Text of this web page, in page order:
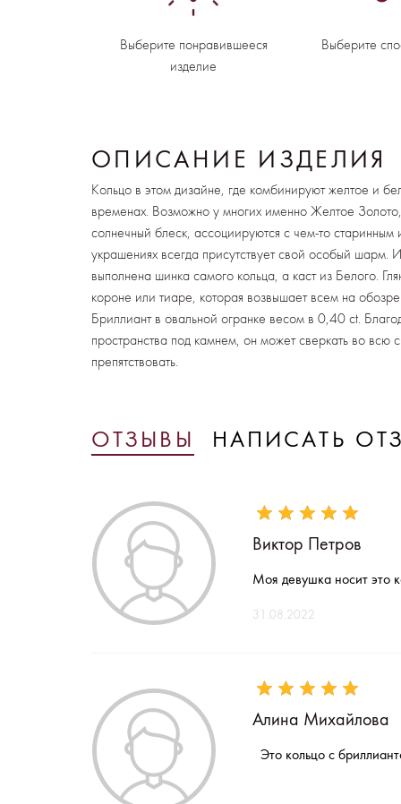
Выберите понравившееся
изделие
Выберите
ОПИСАНИЕ ИЗДЕЛИЯ
Кольцо в этом дизайне, где комбинируют желтое и
временах. Возможно у многих именно Желтое
солнечный блеск, ассоциируются с чем-то старинным
украшениях всегда присутствует свой особый
выполнена шинка самого кольца, а каст из Белого.
короне или тиаре, которая возвышает всем на
Бриллиант в овальной огранке весом в 0,40 ct.
пространства под камнем, он может сверкать во всю
препятствовать.
ОТЗЫВЫ НАПИСАТЬ
Виктор Петров
Моя девушка носит это
31.08.2022
Алина Михайлова
Это кольцо с